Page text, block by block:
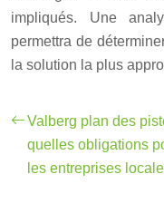
impliqués. Une
permettra de
la solution la plus
Valberg plan des
quelles obligations
les entreprises